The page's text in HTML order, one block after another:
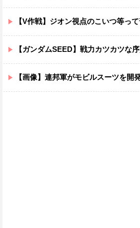
【V作戦】ジオン視点のこいつ等って普
【ガンダムSEED】戦力カツカツな序盤ってガンダム
【画像】連邦軍がモビルスーツを開発できなかった世